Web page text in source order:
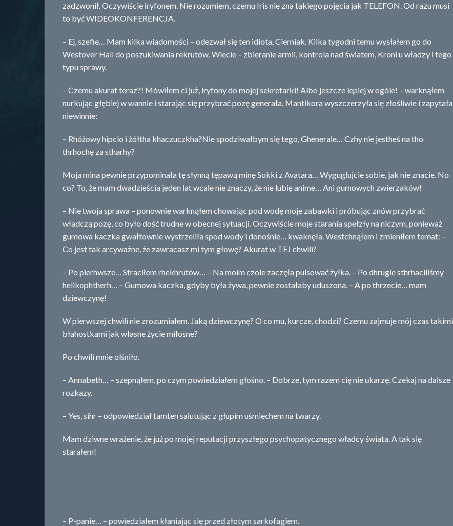
zadzwonił. Oczywiście iryfonem. Nie rozumiem, czemu Iris nie zna takiego pojęcia jak TELEFON. Od razu musi
to być WIDEOKONFERENCJA.
– Ej, szefie… Mam kilka wiadomości – odezwał się ten idiota, Cierniak. Kilka tygodni temu wysłałem go do
Westover Hall do poszukiwania rekrutów. Wiecie – zbieranie armii, kontrola nad światem, Kroni u władzy i tego
typu sprawy.
– Czemu akurat teraz?! Mówiłem ci już, iryfony do mojej sekretarki! Albo jeszcze lepiej w ogóle! – warknąłem
nurkując głębiej w wannie i starając się przybrać pozę generała. Mantikora wyszczerzyła się złośliwie i zapytała
niewinnie:
– Rhóżowy hipcio i żółtha khaczuczkha?Nie spodziwałbym się tego, Ghenerale… Czhy nie jestheś na tho
thrhochę za stharhy?
Moja mina pewnie przypominała tę słynną tępawą minę Sokki z Avatara… Wyguglujcie sobie, jak nie znacie. No
co? To, że mam dwadzieścia jeden lat wcale nie znaczy, że nie lubię anime… Ani gumowych zwierzaków!
– Nie twoja sprawa – ponownie warknąłem chowając pod wodę moje zabawki i próbując znów przybrać
władczą pozę, co było dość trudne w obecnej sytuacji. Oczywiście moje starania spełzły na niczym, ponieważ
gumowa kaczka gwałtownie wystrzeliła spod wody i donośnie… kwaknęła. Westchnąłem i zmieniłem temat: –
Co jest tak arcyważne, że zawracasz mi tym głowę? Akurat w TEJ chwili?
– Po pierhwsze… Straciłem rhekhrutów… – Na moim czole zaczęła pulsować żyłka. – Po dhrugie sthrhaciliśmy
helikophtherh… – Gumowa kaczka, gdyby była żywa, pewnie zostałaby uduszona. – A po thrzecie… mam
dziewczynę!
W pierwszej chwili nie zrozumiałem. Jaką dziewczynę? O co mu, kurcze, chodzi? Czemu zajmuje mój czas takimi
błahostkami jak własne życie miłosne?
Po chwili mnie olśniło.
– Annabeth… – szepnąłem, po czym powiedziałem głośno. – Dobrze, tym razem cię nie ukarzę. Czekaj na dalsze
rozkazy.
– Yes, sihr – odpowiedział tamten salutując z głupim uśmiechem na twarzy.
Mam dziwne wrażenie, że już po mojej reputacji przyszłego psychopatycznego władcy świata. A tak się
starałem!
– P-panie… – powiedziałem kłaniając się przed złotym sarkofagiem.